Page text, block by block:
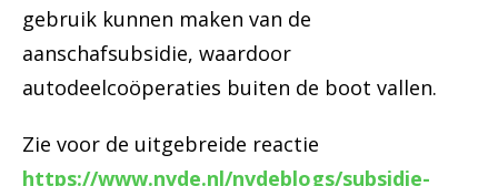
gebruik kunnen maken van de
aanschafsubsidie, waardoor
autodeelcoöperaties buiten de boot vallen.
Zie voor de uitgebreide reactie
https://www.nvde.nl/nvdeblogs/subsidie-